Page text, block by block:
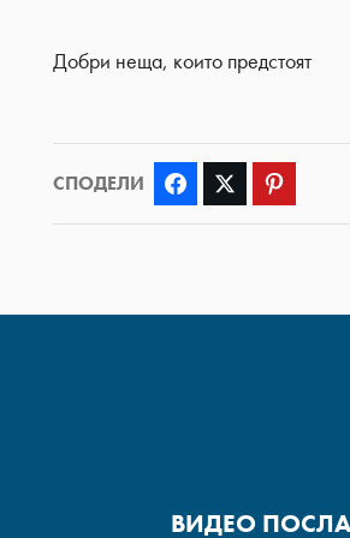
Добри неща, които предстоят
СПОДЕЛИ Facebook Twitter
ВИДЕО